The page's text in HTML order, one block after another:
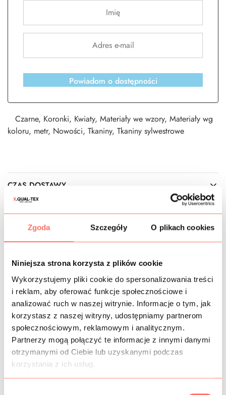
Zgoda Szczegóły O plikach cookies
Niniejsza strona korzysta z plików cookie
Wykorzystujemy pliki cookie do spersonalizowania treści
i reklam, aby oferować funkcje społecznościowe i
analizować ruch w naszej witrynie. Informacje o tym, jak
korzystasz z naszej witryny, udostępniamy partnerom
społecznościowym, reklamowym i analitycznym.
Partnerzy mogą połączyć te informacje z innymi danymi
otrzymanymi od Ciebie lub uzyskanymi podczas
korzystania z ich usług.
Powiadom o dostępności
Czarne, Koronki, Kwiaty, Materiały we wzory, Materiały wg
koloru, metr, Nowości, Tkaniny, Tkaniny sylwestrowe
CZAS DOSTAWY
Naturalna koronka
z bawełny (wzory) z 10% dodatkiem
poliestru (siatka). Kolor czarny. Materiał oddychający,
komfortowy w noszeniu. Motyw roślinny, podkreślony
grubszą nicią, na gotowej odzieży prezentuje się bardzo
ciekawie dając wrażenie abstrakcji. Brzegi koronki
zakończone są na kształt wzoru, co nie tylko wygląda
efektownie, ale też znacznie ułatwia obróbkę.
Tkanina ażurowa, miejscowo przezierna, nieelastyczna,
choć posiada lekkie odprężenie w szerokości, miękka w
chwycie, matowa.
Taczarna koronka bawełniana
zarówno eleganckie, wizytowe, jak też casulaowe.